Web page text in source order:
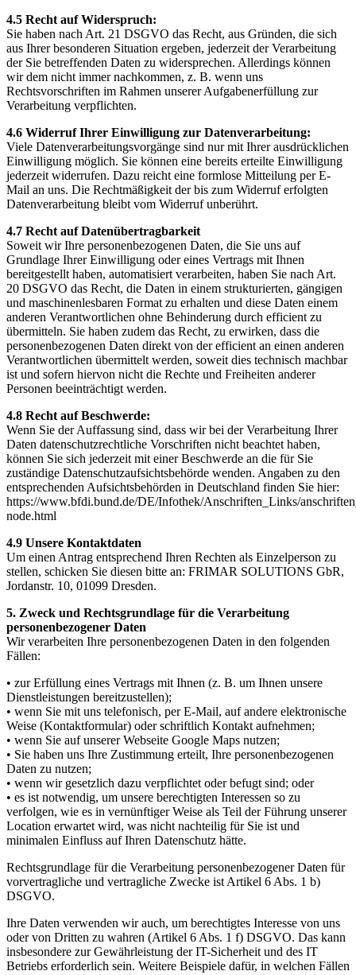
4.5 Recht auf Widerspruch:
Sie haben nach Art. 21 DSGVO das Recht, aus Gründen, die sich
aus Ihrer besonderen Situation ergeben, jederzeit der Verarbeitung
der Sie betreffenden Daten zu widersprechen. Allerdings können
wir dem nicht immer nachkommen, z. B. wenn uns
Rechtsvorschriften im Rahmen unserer Aufgabenerfüllung zur
Verarbeitung verpflichten.
4.6 Widerruf Ihrer Einwilligung zur Datenverarbeitung:
Viele Datenverarbeitungsvorgänge sind nur mit Ihrer ausdrücklichen
Einwilligung möglich. Sie können eine bereits erteilte Einwilligung
jederzeit widerrufen. Dazu reicht eine formlose Mitteilung per E-
Mail an uns. Die Rechtmäßigkeit der bis zum Widerruf erfolgten
Datenverarbeitung bleibt vom Widerruf unberührt.
4.7 Recht auf Datenübertragbarkeit
Soweit wir Ihre personenbezogenen Daten, die Sie uns auf
Grundlage Ihrer Einwilligung oder eines Vertrags mit Ihnen
bereitgestellt haben, automatisiert verarbeiten, haben Sie nach Art.
20 DSGVO das Recht, die Daten in einem strukturierten, gängigen
und maschinenlesbaren Format zu erhalten und diese Daten einem
anderen Verantwortlichen ohne Behinderung durch efficient zu
übermitteln. Sie haben zudem das Recht, zu erwirken, dass die
personenbezogenen Daten direkt von der efficient an einen anderen
Verantwortlichen übermittelt werden, soweit dies technisch machbar
ist und sofern hiervon nicht die Rechte und Freiheiten anderer
Personen beeinträchtigt werden.
4.8 Recht auf Beschwerde:
Wenn Sie der Auffassung sind, dass wir bei der Verarbeitung Ihrer
Daten datenschutzrechtliche Vorschriften nicht beachtet haben,
können Sie sich jederzeit mit einer Beschwerde an die für Sie
zuständige Datenschutzaufsichtsbehörde wenden. Angaben zu den
entsprechenden Aufsichtsbehörden in Deutschland finden Sie hier:
https://www.bfdi.bund.de/DE/Infothek/Anschriften_Links/
node.html
4.9 Unsere Kontaktdaten
Um einen Antrag entsprechend Ihren Rechten als Einzelperson zu
stellen, schicken Sie diesen bitte an: FRIMAR SOLUTIONS GbR,
Jordanstr. 10, 01099 Dresden.
5. Zweck und Rechtsgrundlage für die Verarbeitung
personenbezogener Daten
Wir verarbeiten Ihre personenbezogenen Daten in den folgenden
Fällen:
• zur Erfüllung eines Vertrags mit Ihnen (z. B. um Ihnen unsere
Dienstleistungen bereitzustellen);
• wenn Sie mit uns telefonisch, per E-Mail, auf andere elektronische
Weise (Kontaktformular) oder schriftlich Kontakt aufnehmen;
• wenn Sie auf unserer Webseite Google Maps nutzen;
• Sie haben uns Ihre Zustimmung erteilt, Ihre personenbezogenen
Daten zu nutzen;
• wenn wir gesetzlich dazu verpflichtet oder befugt sind; oder
• es ist notwendig, um unsere berechtigten Interessen so zu
verfolgen, wie es in vernünftiger Weise als Teil der Führung unserer
Location erwartet wird, was nicht nachteilig für Sie ist und
minimalen Einfluss auf Ihren Datenschutz hätte.
Rechtsgrundlage für die Verarbeitung personenbezogener Daten für
vorvertragliche und vertragliche Zwecke ist Artikel 6 Abs. 1 b)
DSGVO.
Ihre Daten verwenden wir auch, um berechtigtes Interesse von uns
oder von Dritten zu wahren (Artikel 6 Abs. 1 f) DSGVO. Das kann
insbesondere zur Gewährleistung der IT-Sicherheit und des IT
Betriebs erforderlich sein. Weitere Beispiele dafür, in welchen Fällen